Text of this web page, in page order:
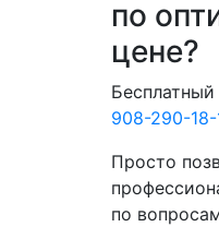
по
цене?
908-290-18-
Просто
по